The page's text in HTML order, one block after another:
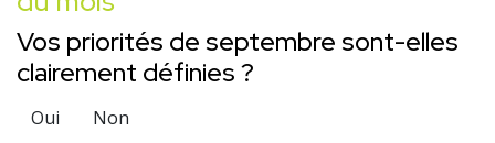
Vos priorités de septembre sont-elles
clairement définies ?
Oui
Non